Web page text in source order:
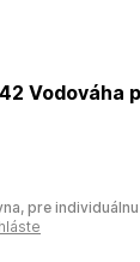
Vodováha
pre